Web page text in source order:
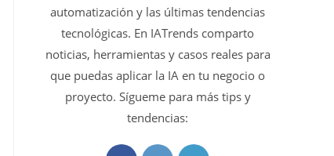
automatización y las últimas tendencias
tecnológicas. En IATrends comparto
noticias, herramientas y casos reales para
que puedas aplicar la IA en tu negocio o
proyecto. Sígueme para más tips y
tendencias: